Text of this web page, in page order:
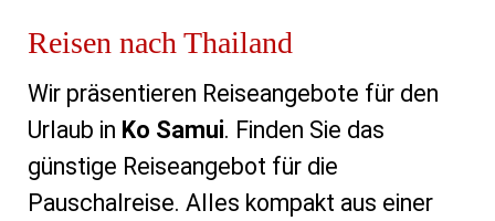
Reisen nach Thailand
Wir präsentieren Reiseangebote für den
Urlaub in Ko Samui. Finden Sie das
günstige Reiseangebot für die
Pauschalreise. Alles kompakt aus einer